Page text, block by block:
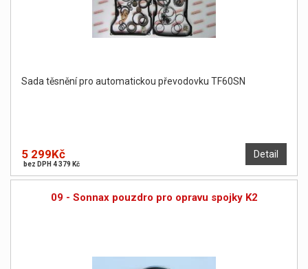
Sada těsnění pro automatickou převodovku TF60SN
Detail
5 299Kč
bez DPH 4 379 Kč
09 - Sonnax pouzdro pro opravu spojky K2